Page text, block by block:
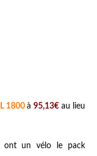
1800 à 95,13€ au lieu
ont un vélo le pack